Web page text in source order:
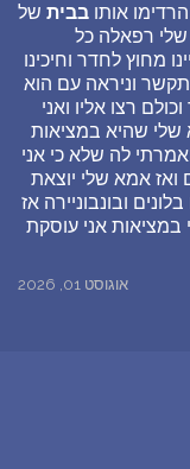
אותו בבית של
רפאלה כל
מחוץ לחדר וחיכינו
וניראה עם הוא
רצו אליו ואני
שלי שהיא במציאות
לה שלא כי אני
ואז אמא שלי יוצאת
ובונבוניירה אז
במציאות אני עוסקת
אוגוסט 01, 2026